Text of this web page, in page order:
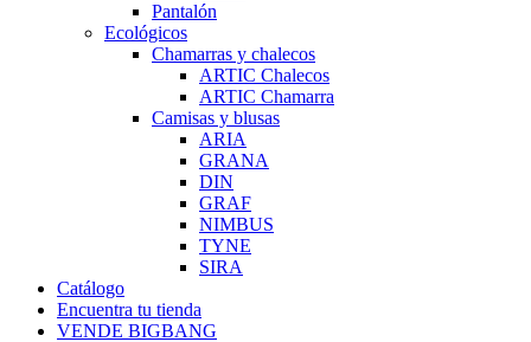
Pantalón
Ecológicos
Chamarras y chalecos
ARTIC Chalecos
ARTIC Chamarra
Camisas y blusas
ARIA
GRANA
DIN
GRAF
NIMBUS
TYNE
SIRA
Catálogo
Encuentra tu tienda
VENDE BIGBANG